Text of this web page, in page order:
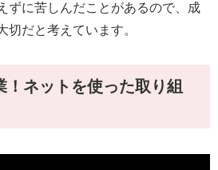
ずに苦しんだことがあるので、成
切だと考えています。
ネットを使った取り組